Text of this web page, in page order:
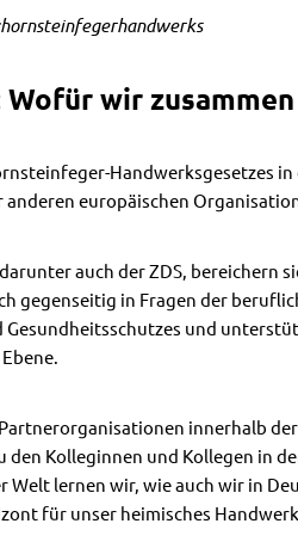
wir
Handwerksgesetzes in
anderen europäischen
auch der ZDS, bereichern
gegenseitig in Fragen der
Gesundheitsschutzes und
innerhalb
Kolleginnen und Kollegen in
lernen wir, wie auch wir in
für unser heimisches